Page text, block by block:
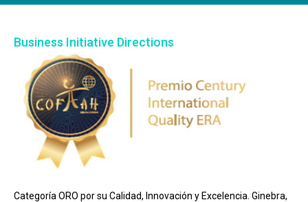
Business Initiative Directions
Categoría ORO por su Calidad, Innovación y Excelencia. Ginebra,